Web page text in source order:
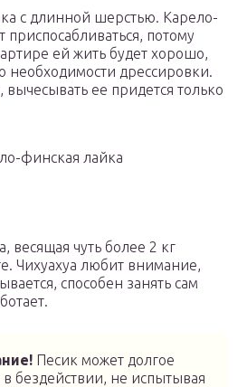
с длинной шерстью. Карело-
потому
ей жить будет хорошо,
необходимости дрессировки.
вычесывать ее придется только
финская лайка
весящая чуть более 2 кг
Чихуахуа любит внимание,
способен занять сам
Песик может долгое
в бездействии, не испытывая